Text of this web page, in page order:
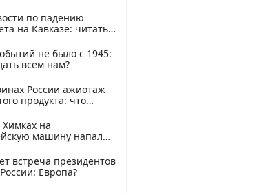
по падению
на Кавказе: читать
не было с 1945:
всем нам?
России ажиотаж
продукта: что
на
машину напали
встреча президентов
Европа?